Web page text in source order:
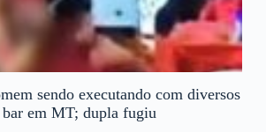
sendo executando com diversos
em MT; dupla fugiu